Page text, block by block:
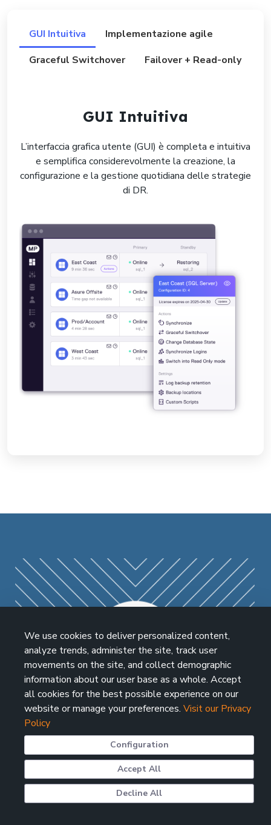
GUI Intuitiva
Implementazione agile
Graceful Switchover
Failover + Read-only
GUI Intuitiva
L’interfaccia grafica utente (GUI) è completa e intuitiva
e semplifica considerevolmente la creazione, la
configurazione e la gestione quotidiana delle strategie
di DR.
POSTGRESQL
Sebbene PostgreSQL offra
We use cookies to deliver personalized content,
analyze trends, administer the site, track user
movements on the site, and collect demographic
information about our user base as a whole. Accept
all cookies for the best possible experience on our
website or manage your preferences. Visit our Privacy
Policy
Configuration
Accept All
Decline All